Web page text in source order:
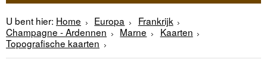
U bent hier: Home Europa
Frankrijk
Champagne - Ardennen
Marne
Kaarten
Topografische kaarten